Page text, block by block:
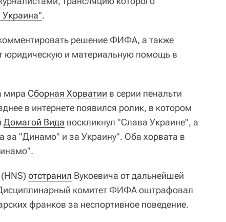
Украина".
решение ФИФА, а также
юридическую и материальную помощь в
мира Сборная Хорватии в серии пенальти
в интернете появился ролик, в котором
Домагой Вида воскликнул "Слава Украине", а
за "Динамо" и за Украину". Оба хорвата в
отстранил Вукоевича от дальнейшей
комитет ФИФА оштрафовал
франков за неспортивное поведение.